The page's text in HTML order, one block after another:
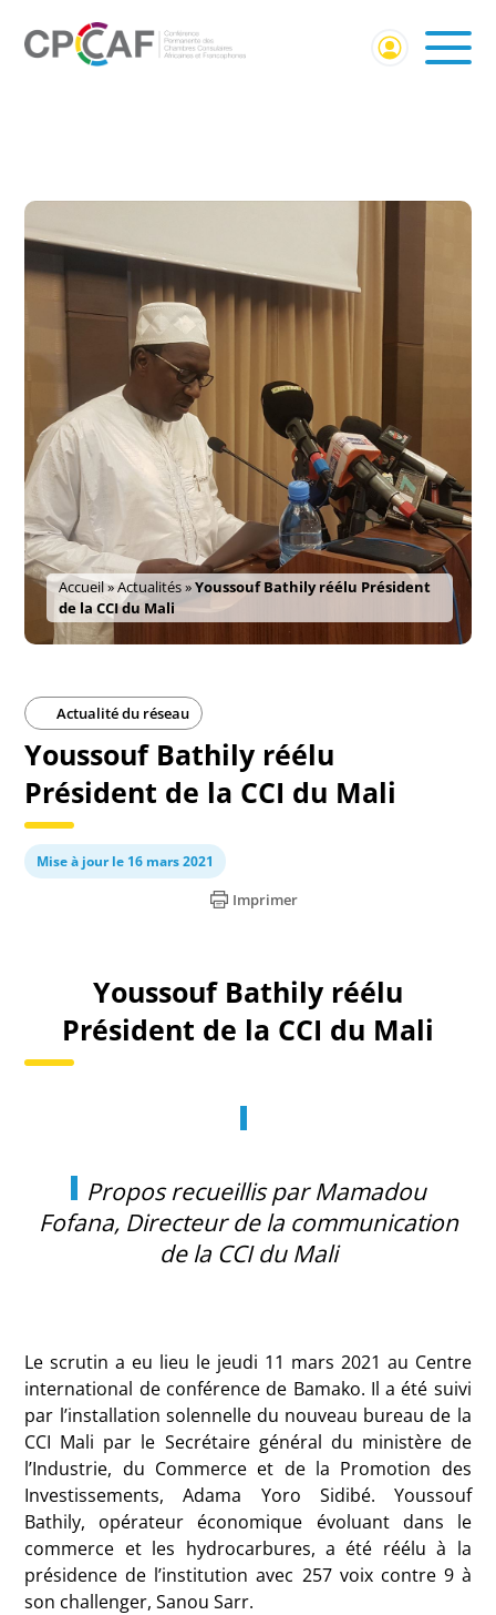
Accueil»Actualités»Youssouf Bathily réélu Président
de la CCI du Mali
Actualité du réseau
Youssouf Bathily réélu
Président de la CCI du Mali
Mise à jour le 16 mars 2021
Imprimer
Youssouf Bathily réélu
Président de la CCI du Mali
Propos recueillis par Mamadou
Fofana, Directeur de la communication
de la CCI du Mali
Le scrutin a eu lieu le jeudi 11 mars 2021 au Centre
international de conférence de Bamako. Il a été suivi
par l’installation solennelle du nouveau bureau de la
CCI Mali par le Secrétaire général du ministère de
l’Industrie, du Commerce et de la Promotion des
Investissements, Adama Yoro Sidibé. Youssouf
Bathily, opérateur économique évoluant dans le
commerce et les hydrocarbures, a été réélu à la
présidence de l’institution avec 257 voix contre 9 à
son challenger, Sanou Sarr.